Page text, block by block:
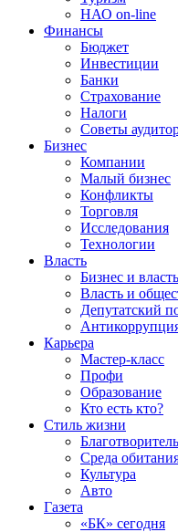
НАО on-line
Финансы
Бюджет
Инвестиции
Банки
Страхование
Налоги
Советы
Бизнес
Компании
Малый бизнес
Конфликты
Торговля
Исследования
Технологии
Власть
Бизнес и власть
Власть и
Депутатский
Карьера
Мастер-класс
Профи
Образование
Кто есть кто?
Стиль жизни
Среда
Культура
Авто
Газета
«БК» сегодня